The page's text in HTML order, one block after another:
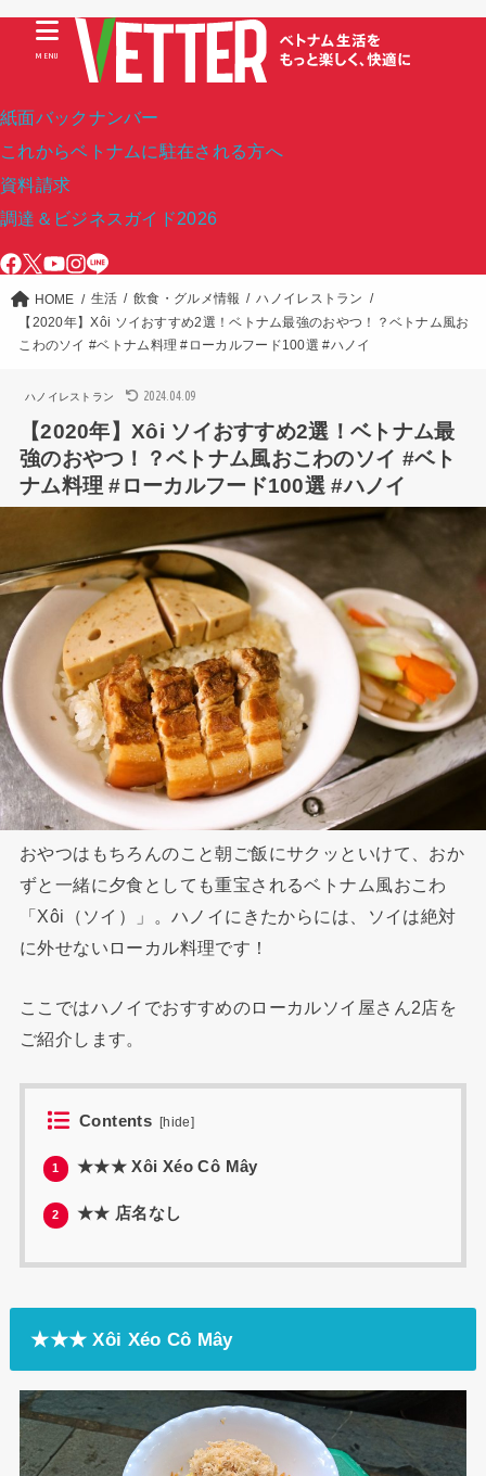
紙面バックナンバー
これからベトナムに駐在される方へ
資料請求
調達＆ビジネスガイド2026
MENU
HOME 生活 飲食・グルメ情報
ハノイレストラン
【2020年】Xôi ソイおすすめ2選！ベトナム最強のおやつ！？ベトナム風お
こわのソイ #ベトナム料理 #ローカルフード100選 #ハノイ
ハノイレストラン 2024.04.09
【2020年】Xôi ソイおすすめ2選！ベトナム最
強のおやつ！？ベトナム風おこわのソイ #ベト
ナム料理 #ローカルフード100選 #ハノイ
おやつはもちろんのこと朝ご飯にサクッといけて、おか
ずと一緒に夕食としても重宝されるベトナム風おこわ
「Xôi（ソイ）」。ハノイにきたからには、ソイは絶対
に外せないローカル料理です！
ここではハノイでおすすめのローカルソイ屋さん2店を
ご紹介します。
Contents [hide]
1 ★★★ Xôi Xéo Cô Mây
2 ★★ 店名なし
★★★ Xôi Xéo Cô Mây